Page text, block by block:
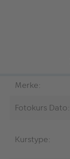
Merke:
Fotokurs Dato:
Kurstype: